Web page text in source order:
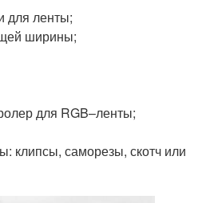
для ленты;
ширины;
для RGB–ленты;
клипсы, саморезы, скотч или